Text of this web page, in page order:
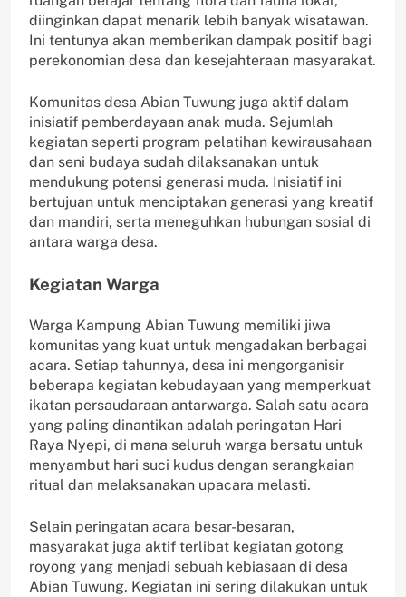
diinginkan dapat menarik lebih banyak wisatawan.
Ini tentunya akan memberikan dampak positif bagi
perekonomian desa dan kesejahteraan masyarakat.
Komunitas desa Abian Tuwung juga aktif dalam
inisiatif pemberdayaan anak muda. Sejumlah
kegiatan seperti program pelatihan kewirausahaan
dan seni budaya sudah dilaksanakan untuk
mendukung potensi generasi muda. Inisiatif ini
bertujuan untuk menciptakan generasi yang kreatif
dan mandiri, serta meneguhkan hubungan sosial di
antara warga desa.
Kegiatan Warga
Warga Kampung Abian Tuwung memiliki jiwa
komunitas yang kuat untuk mengadakan berbagai
acara. Setiap tahunnya, desa ini mengorganisir
beberapa kegiatan kebudayaan yang memperkuat
ikatan persaudaraan antarwarga. Salah satu acara
yang paling dinantikan adalah peringatan Hari
Raya Nyepi, di mana seluruh warga bersatu untuk
menyambut hari suci kudus dengan serangkaian
ritual dan melaksanakan upacara melasti.
Selain peringatan acara besar-besaran,
masyarakat juga aktif terlibat kegiatan gotong
royong yang menjadi sebuah kebiasaan di desa
Abian Tuwung. Kegiatan ini sering dilakukan untuk